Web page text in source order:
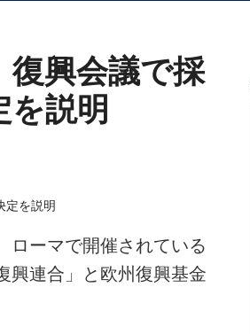
追加
特集
インタビュー
興会議で採
を説明
ローマで開催されている
興連合」と欧州復興基金